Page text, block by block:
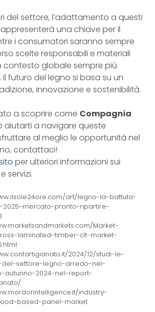
del settore, l’adattamento a questi
una chiave per il
i consumatori saranno sempre
scelte responsabili e materiali
contesto globale sempre più
futuro del legno si basa su un
innovazione e sostenibilità.
a scoprire come Compagnia
aiutarti a navigare queste
al meglio le opportunità nel
contattaci!
per ulteriori informazioni sui
servizi.
art/legno-la-battuta-
2025-mercato-pronto-ripartire-
Market-
laminated-timber-clt-market-
2024/12/studi-le-
del-settore-legno-arredo-nel-
autunno-2024-nel-report-
industry-
based-panel-market